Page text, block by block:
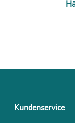
Kundenservice